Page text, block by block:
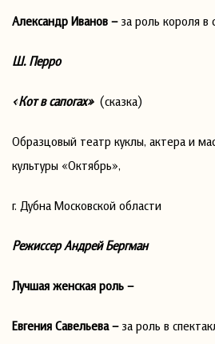
Александр Иванов – за роль короля в
Ш. Перро
«Кот в сапогах»(сказка)
Образцовый театр куклы, актера и
культуры «Октябрь»,
г. Дубна Московской области
Режиссер Андрей Бергман
Лучшая женская роль –
Евгения Савельева – за роль в